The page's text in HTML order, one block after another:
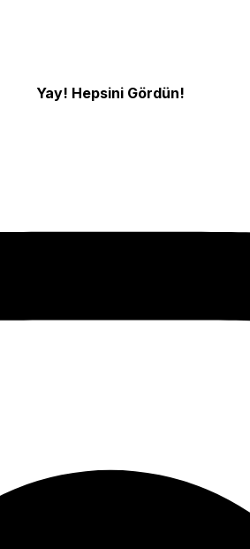
Yay! Hepsini Gördün!